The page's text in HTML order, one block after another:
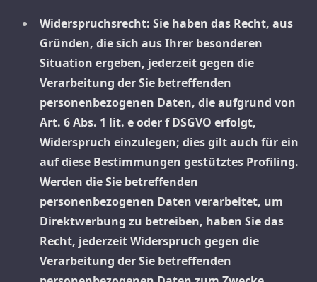
Widerspruchsrecht: Sie haben das Recht, aus
Gründen, die sich aus Ihrer besonderen
Situation ergeben, jederzeit gegen die
Verarbeitung der Sie betreffenden
personenbezogenen Daten, die aufgrund von
Art. 6 Abs. 1 lit. e oder f DSGVO erfolgt,
Widerspruch einzulegen; dies gilt auch für ein
auf diese Bestimmungen gestütztes Profiling.
Werden die Sie betreffenden
personenbezogenen Daten verarbeitet, um
Direktwerbung zu betreiben, haben Sie das
Recht, jederzeit Widerspruch gegen die
Verarbeitung der Sie betreffenden